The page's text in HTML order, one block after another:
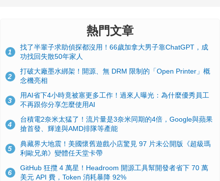
熱門文章
1
找了半輩子求助偵探都沒用！66歲加拿大男子靠ChatGPT，成
功找回失散50年家人
2
打破大廠墨水綁架！開源、無 DRM 限制的「Open Printer」概
念機亮相
3
用AI省下4小時竟被塞更多工作！過來人曝光：為什麼優秀員工
不再跟你分享怎麼使用AI
4
台積電2奈米太猛了！流片量是3奈米同期的4倍，Google與蘋果
搶首發、輝達與AMD排隊等產能
5
典藏界大地震！美國懷舊遊戲小店驚見 97 片未公開版《超級瑪
利歐兄弟》變體任天堂卡帶
6
GitHub 狂攬 4 萬星！Headroom 開源工具幫開發者省下 70 萬
美元 API 費，Token 消耗暴降 92%